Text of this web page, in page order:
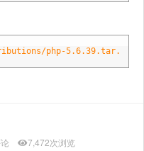
php-5.6.39.tar.
7,472次浏览